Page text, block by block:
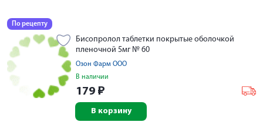
По рецепту
Бисопролол таблетки покрытые оболочкой
пленочной 5мг № 60
Озон Фарм ООО
В наличии
179 ₽
В корзину